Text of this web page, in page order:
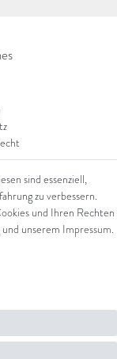
vorbehalten.
sind essenziell,
zu verbessern.
und Ihren Rechten
und unserem Impressum.